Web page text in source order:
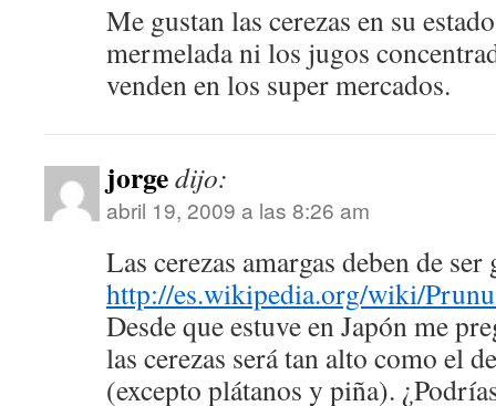
Me gustan las cerezas en su
mermelada ni los jugos
venden en los super mercados.
jorgedijo:
abril 19, 2009 a las 8:26 am
Las cerezas amargas deben de ser
http://es.wikipedia.org/wiki/
Desde que estuve en Japón me
las cerezas será tan alto como el
(excepto plátanos y piña).